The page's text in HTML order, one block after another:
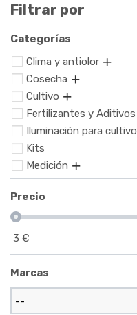
Filtrar por
Categorías
Clima y antiolor
Cosecha
Cultivo
Fertilizantes y Aditivos
Iluminación para cultivo
Kits
Medición
Precio
3 €
Marcas